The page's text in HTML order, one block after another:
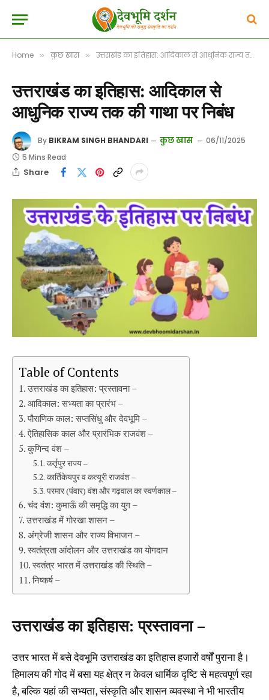
Home » कुछ खास » उत्तराखंड का इतिहास: आदिकाल से आधुनिक राज्य तक की गाथा पर निबंध
उत्तराखंड का इतिहास: आदिकाल से
आधुनिक राज्य तक की गाथा पर निबंध
By BIKRAM SINGH BHANDARI कुछ खास
06/11/2025
5 Mins Read
Share
Table of Contents
उत्तराखंड का इतिहास: प्रस्तावना –
आदिकाल: सभ्यता का प्रारंभ –
पौराणिक काल: सप्तसिंधु और देवभूमि –
ऐतिहासिक काल और प्रारंभिक राजवंश –
कुणिन्द वंश –
कर्तृपुर राज्य –
कार्तिकेयपुर व कत्यूरी राजवंश –
परमार (पंवार) वंश और गढ़वाल का स्वर्णकाल –
चंद वंश: कुमाऊँ की समृद्धि का युग –
उत्तराखंड में गोरखा शासन –
अंग्रेजी शासन और राज्य विभाजन –
स्वतंत्रता आंदोलन और उत्तराखंड का योगदान
स्वतंत्र भारत में उत्तराखंड की स्थिति –
निष्कर्ष –
उत्तराखंड का इतिहास: प्रस्तावना –
उत्तर भारत में बसे देवभूमि उत्तराखंड का इतिहास हजारों वर्षों पुराना है।
हिमालय की गोद में बसा यह क्षेत्र न केवल धार्मिक दृष्टि से महत्वपूर्ण रहा
है, बल्कि यहां की सभ्यता, संस्कृति और शासन व्यवस्था ने भी भारतीय